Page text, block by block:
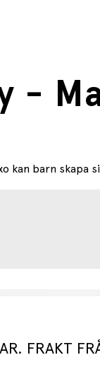
-
kan barn skapa
FRAKT